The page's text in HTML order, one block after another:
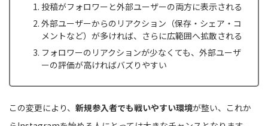
投稿がフォロワーと外部ユーザーの両方に表示される
外部ユーザーからのリアクション（保存・シェア・コ
メントなど）が多ければ、さらに広範囲へ拡散される
フォロワーのリアクションが少なくても、外部ユーザ
ーの評価が高ければバズりやすい
この変更により、 新規参入者でも戦いやすい環境が整い、これか